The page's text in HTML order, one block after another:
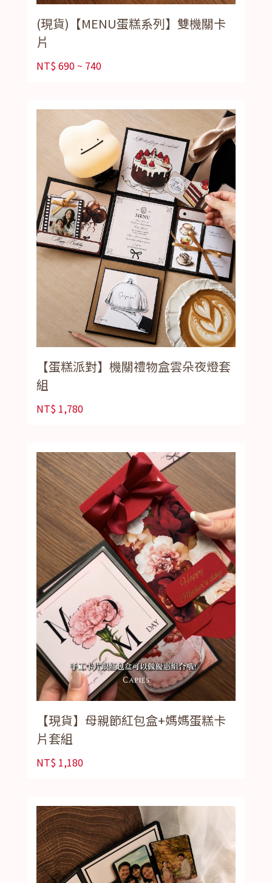
(現貨)【MENU蛋糕系列】雙機關卡
片
NT$690 ~ 740
【蛋糕派對】機關禮物盒雲朵夜燈套
組
NT$ 1,780
【現貨】母親節紅包盒+媽媽蛋糕卡
片套組
NT$ 1,180